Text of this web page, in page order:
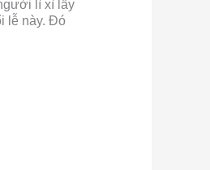
lì xì lấy
lễ này. Đó